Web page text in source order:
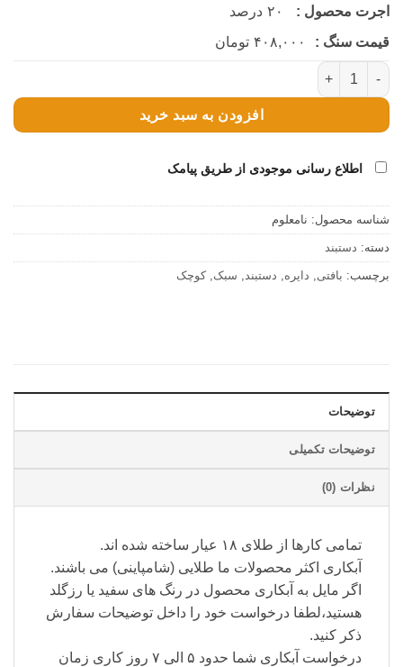
اجرت محصول :
۲۰ درصد
قیمت سنگ :
۴۰۸,۰۰۰ تومان
دستبند مارشال دایره پروانه کوچک عدد
افزودن به سبد خرید
اطلاع رسانی موجودی از طریق پیامک
شناسه محصول: نامعلوم
دسته: دستبند
برچسب: بافتی, دایره, دستبند, سبک,کوچک
توضیحات
توضیحات تکمیلی
نظرات (0)
تمامی کارها از طلای ۱۸ عیار ساخته شده اند.
آبکاری اکثر محصولات ما طلایی (شامپاینی) می باشند.
اگر مایل به آبکاری محصول در رنگ های سفید یا رزگلد
هستید،لطفا درخواست خود را داخل توضیحات سفارش
ذکر کنید.
درخواست آبکاری شما حدود ۵ الی ۷ روز کاری زمان